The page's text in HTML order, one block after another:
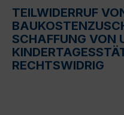
TEILWIDERRUF
SCHAFFUNG VON
RECHTSWIDRIG